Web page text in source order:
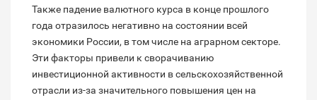
Также падение валютного курса в конце прошлого
года отразилось негативно на состоянии всей
экономики России, в том числе на аграрном секторе.
Эти факторы привели к сворачиванию
инвестиционной активности в сельскохозяйственной
отрасли из-за значительного повышения цен на